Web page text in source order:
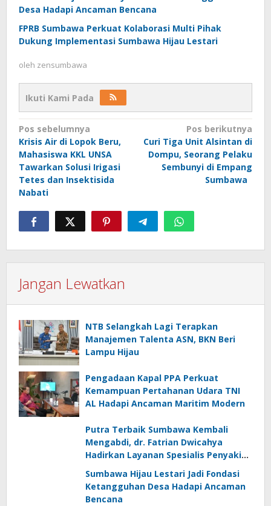
Desa Hadapi Ancaman Bencana
FPRB Sumbawa Perkuat Kolaborasi Multi Pihak
Dukung Implementasi Sumbawa Hijau Lestari
oleh zensumbawa
Ikuti Kami Pada
Navigasi
pos
Pos sebelumnya
Krisis Air di Lopok Beru,
Mahasiswa KKL UNSA
Tawarkan Solusi Irigasi
Tetes dan Insektisida
Nabati
Pos berikutnya
Curi Tiga Unit Alsintan di
Dompu, Seorang Pelaku
Sembunyi di Empang
Sumbawa
Jangan Lewatkan
NTB Selangkah Lagi Terapkan
Manajemen Talenta ASN, BKN Beri
Lampu Hijau
Pengadaan Kapal PPA Perkuat
Kemampuan Pertahanan Udara TNI
AL Hadapi Ancaman Maritim Modern
Putra Terbaik Sumbawa Kembali
Mengabdi, dr. Fatrian Dwicahya
Hadirkan Layanan Spesialis Penyakit
Dalam
Sumbawa Hijau Lestari Jadi Fondasi
Ketangguhan Desa Hadapi Ancaman
Bencana